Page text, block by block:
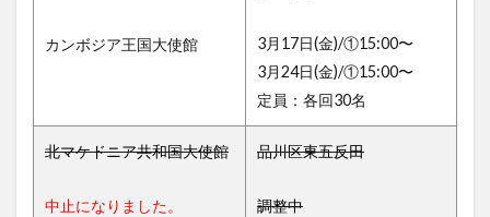
カンボジア王国大使館
3月17日(金)/①15:00〜
3月24日(金)/①15:00〜
定員：各回30名
北マケドニア共和国大使館
中止になりました。
品川区東五反田
調整中